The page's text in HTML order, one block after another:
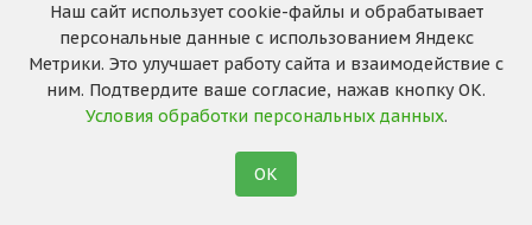
2026 © «За колёсами.Online»
Запуск сайта —RuMaster
Наш сайт использует cookie-файлы и обрабатывает
персональные данные с использованием Яндекс
Метрики. Это улучшает работу сайта и взаимодействие с
ним. Подтвердите ваше согласие, нажав кнопку ОК.
Условия обработки персональных данных.
ОК